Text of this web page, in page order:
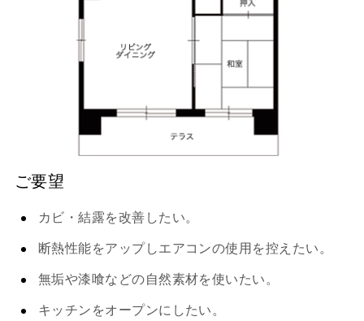
ご要望
カビ・結露を改善したい。
断熱性能をアップしエアコンの使用を控えたい。
無垢や漆喰などの自然素材を使いたい。
キッチンをオープンにしたい。